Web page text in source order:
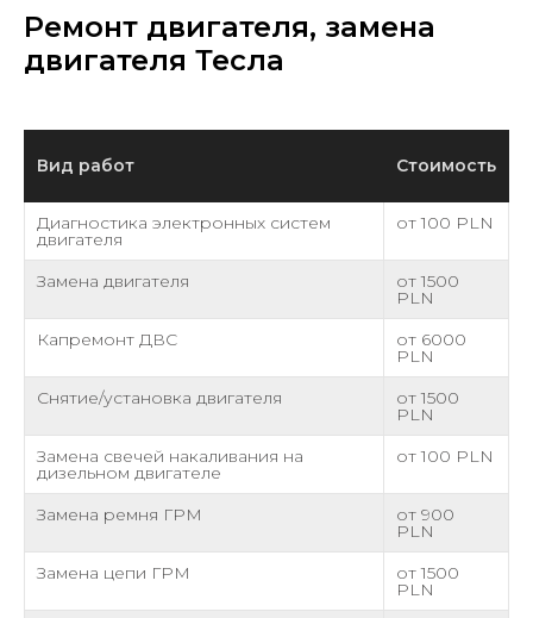
Ремонт двигателя, замена
двигателя Тесла
Вид работ Стоимость
Диагностика электронных систем
двигателя
от 100 PLN
Замена двигателя от 1500
PLN
Капремонт ДВС
от 6000
PLN
Снятие/установка двигателя
от 1500
PLN
Замена свечей накаливания на
дизельном двигателе
от 100 PLN
Замена ремня ГРМ от 900
PLN
Замена цепи ГРМ
от 1500
PLN